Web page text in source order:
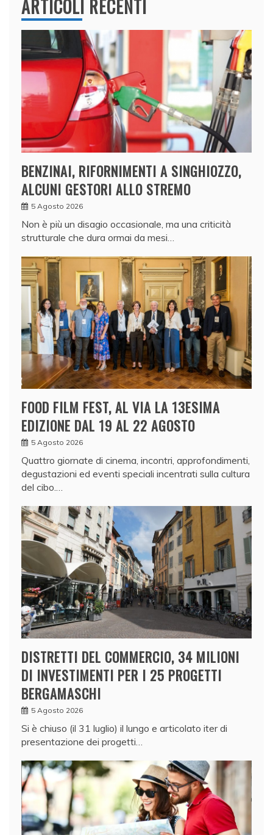
ARTICOLI RECENTI
BENZINAI, RIFORNIMENTI A SINGHIOZZO,
ALCUNI GESTORI ALLO STREMO
5 Agosto 2026
Non è più un disagio occasionale, ma una criticità
strutturale che dura ormai da mesi…
FOOD FILM FEST, AL VIA LA 13ESIMA
EDIZIONE DAL 19 AL 22 AGOSTO
5 Agosto 2026
Quattro giornate di cinema, incontri, approfondimenti,
degustazioni ed eventi speciali incentrati sulla cultura
del cibo.…
DISTRETTI DEL COMMERCIO, 34 MILIONI
DI INVESTIMENTI PER I 25 PROGETTI
BERGAMASCHI
5 Agosto 2026
Si è chiuso (il 31 luglio) il lungo e articolato iter di
presentazione dei progetti…